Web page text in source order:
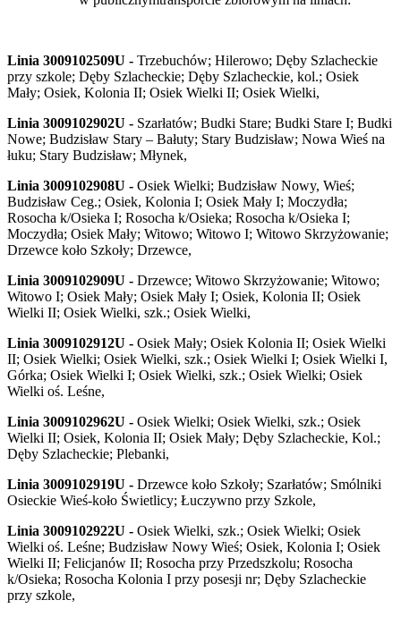
Linia 3009102509U - Trzebuchów; Hilerowo; Dęby Szlacheckie
przy szkole; Dęby Szlacheckie; Dęby Szlacheckie, kol.; Osiek
Mały; Osiek, Kolonia II; Osiek Wielki II; Osiek Wielki,
Linia 3009102902U - Szarłatów; Budki Stare; Budki Stare I; Budki
Nowe; Budzisław Stary – Bałuty; Stary Budzisław; Nowa Wieś na
łuku; Stary Budzisław; Młynek,
Linia 3009102908U - Osiek Wielki; Budzisław Nowy, Wieś;
Budzisław Ceg.; Osiek, Kolonia I; Osiek Mały I; Moczydła;
Rosocha k/Osieka I; Rosocha k/Osieka; Rosocha k/Osieka I;
Moczydła; Osiek Mały; Witowo; Witowo I; Witowo Skrzyżowanie;
Drzewce koło Szkoły; Drzewce,
Linia 3009102909U - Drzewce; Witowo Skrzyżowanie; Witowo;
Witowo I; Osiek Mały; Osiek Mały I; Osiek, Kolonia II; Osiek
Wielki II; Osiek Wielki, szk.; Osiek Wielki,
Linia 3009102912U - Osiek Mały; Osiek Kolonia II; Osiek Wielki
II; Osiek Wielki; Osiek Wielki, szk.; Osiek Wielki I; Osiek Wielki I,
Górka; Osiek Wielki I; Osiek Wielki, szk.; Osiek Wielki; Osiek
Wielki oś. Leśne,
Linia 3009102962U - Osiek Wielki; Osiek Wielki, szk.; Osiek
Wielki II; Osiek, Kolonia II; Osiek Mały; Dęby Szlacheckie, Kol.;
Dęby Szlacheckie; Plebanki,
Linia 3009102919U - Drzewce koło Szkoły; Szarłatów; Smólniki
Osieckie Wieś-koło Świetlicy; Łuczywno przy Szkole,
Linia 3009102922U - Osiek Wielki, szk.; Osiek Wielki; Osiek
Wielki oś. Leśne; Budzisław Nowy Wieś; Osiek, Kolonia I; Osiek
Wielki II; Felicjanów II; Rosocha przy Przedszkolu; Rosocha
k/Osieka; Rosocha Kolonia I przy posesji nr; Dęby Szlacheckie
przy szkole,